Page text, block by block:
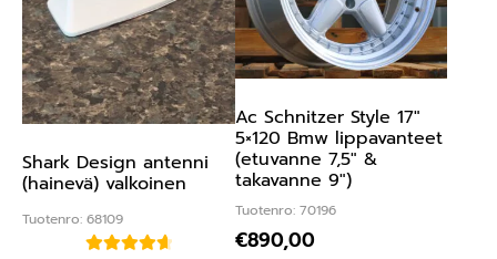
Shark Design antenni
(hainevä) valkoinen
Tuotenro: 68109
Ac Schnitzer Style 17″
5×120 Bmw lippavanteet
(etuvanne 7,5″ &
takavanne 9″)
Tuotenro: 70196
€890,00